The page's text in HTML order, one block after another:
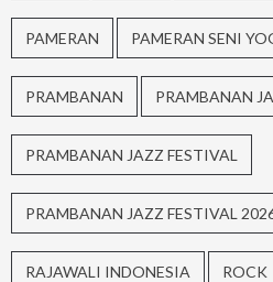
PAMERAN PAMERAN SENI
PRAMBANAN PRAMBANAN
PRAMBANAN JAZZ FESTIVAL
PRAMBANAN JAZZ FESTIVAL
RAJAWALI INDONESIA ROCK